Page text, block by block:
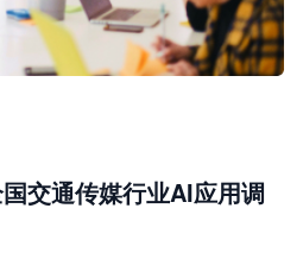
交通传媒行业AI应用调